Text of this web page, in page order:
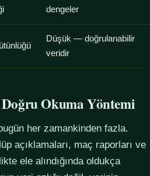
dengeler
Düşük — doğrulanabilir
veridir
Okuma Yöntemi
her zamankinden fazla.
açıklamaları, maç raporları ve
ele alındığında oldukça